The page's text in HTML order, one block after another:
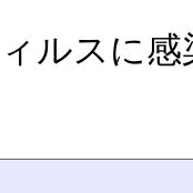
ルスに